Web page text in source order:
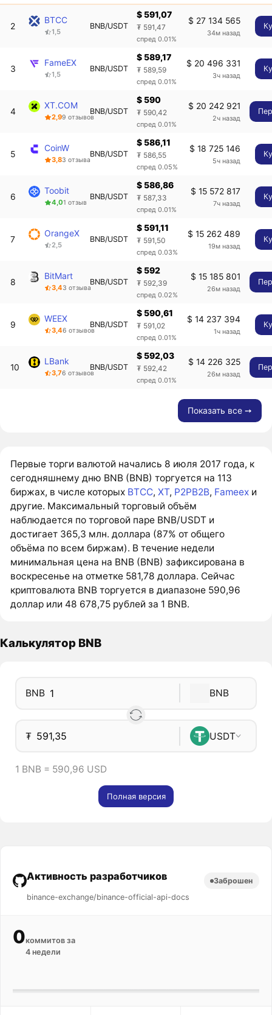
2
BTCC
1,5
BNB/USDT
$ 591,07
₮ 591,47
спред 0.01%
$ 27 134 565
34м назад
3
FameEX
1,5
BNB/USDT
$ 589,17
₮ 589,59
спред 0.01%
$ 20 496 331
3ч назад
4
XT.COM
2,99 отзывов
BNB/USDT
$ 590
₮ 590,42
спред 0.01%
$ 20 242 921
2ч назад
5
CoinW
3,83 отзыва
BNB/USDT
$ 586,11
₮ 586,55
спред 0.05%
$ 18 725 146
5ч назад
6
Toobit
4,01 отзыв
BNB/USDT
$ 586,86
₮ 587,33
спред 0.01%
$ 15 572 817
7ч назад
7
OrangeX
2,5
BNB/USDT
$ 591,11
₮ 591,50
спред 0.03%
$ 15 262 489
19м назад
8
BitMart
3,43 отзыва
BNB/USDT
$ 592
₮ 592,39
спред 0.02%
$ 15 185 801
26м назад
9
WEEX
3,46 отзывов
BNB/USDT
$ 590,61
₮ 591,02
спред 0.01%
$ 14 237 394
1ч назад
10
LBank
3,76 отзывов
BNB/USDT
$ 592,03
₮ 592,42
спред 0.01%
$ 14 226 325
26м назад
Показать все ➙
Первые торги валютой начались 8 июля 2017 года, к
сегодняшнему дню BNB (BNB) торгуется на 113
биржах, в числе которых BTCC,XT, P2PB2B, Fameex и
другие. Максимальный торговый объём
наблюдается по торговой паре BNB/USDT и
достигает 365,3 млн. доллара (87% от общего
объёма по всем биржам). В течение недели
минимальная цена на BNB (BNB) зафиксирована в
воскресенье на отметке 581,78 доллара. Сейчас
криптовалюта BNB торгуется в диапазоне 590,96
доллар или 48 678,75 рублей за 1 BNB.
Калькулятор BNB
BNB BNB
₮ USDT
1 BNB = 590,96 USD
Полная версия
Активность разработчиков
binance-exchange/binance-official-api-docs
Заброшен
0коммитов за
4 недели